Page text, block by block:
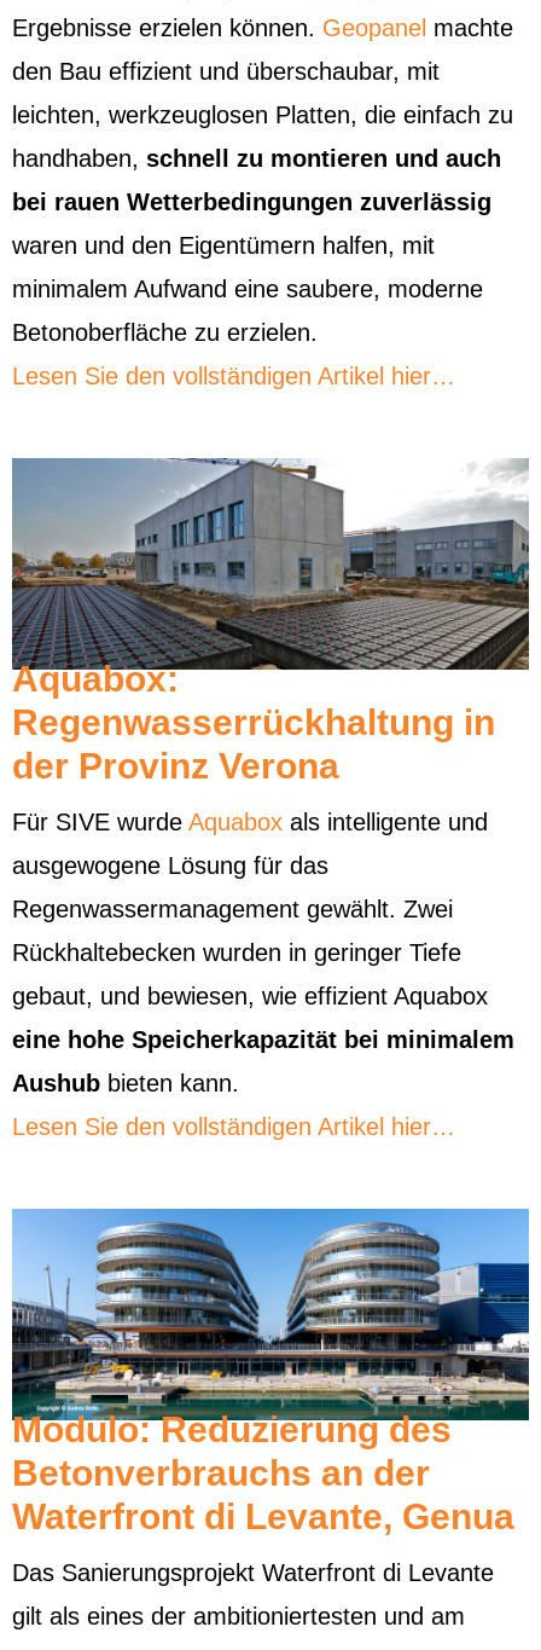
Ergebnisse erzielen können. Geopanel machte
den Bau effizient und überschaubar, mit
leichten, werkzeuglosen Platten, die einfach zu
handhaben, schnell zu montieren und auch
bei rauen Wetterbedingungen zuverlässig
waren und den Eigentümern halfen, mit
minimalem Aufwand eine saubere, moderne
Betonoberfläche zu erzielen.
Lesen Sie den vollständigen Artikel hier…
Aquabox:
Regenwasserrückhaltung in
der Provinz Verona
Für SIVE wurde Aquabox als intelligente und
ausgewogene Lösung für das
Regenwassermanagement gewählt. Zwei
Rückhaltebecken wurden in geringer Tiefe
gebaut, und bewiesen, wie effizient Aquabox
eine hohe Speicherkapazität bei minimalem
Aushub bieten kann.
Lesen Sie den vollständigen Artikel hier…
Modulo: Reduzierung des
Betonverbrauchs an der
Waterfront di Levante, Genua
Das Sanierungsprojekt Waterfront di Levante
gilt als eines der ambitioniertesten und am